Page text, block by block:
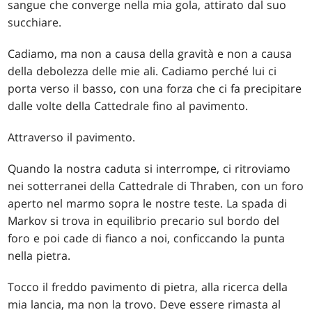
sangue che converge nella mia gola, attirato dal suo
succhiare.
Cadiamo, ma non a causa della gravità e non a causa
della debolezza delle mie ali. Cadiamo perché lui ci
porta verso il basso, con una forza che ci fa precipitare
dalle volte della Cattedrale fino al pavimento.
Attraverso il pavimento.
Quando la nostra caduta si interrompe, ci ritroviamo
nei sotterranei della Cattedrale di Thraben, con un foro
aperto nel marmo sopra le nostre teste. La spada di
Markov si trova in equilibrio precario sul bordo del
foro e poi cade di fianco a noi, conficcando la punta
nella pietra.
Tocco il freddo pavimento di pietra, alla ricerca della
mia lancia, ma non la trovo. Deve essere rimasta al